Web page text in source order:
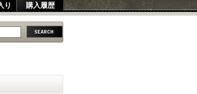
り 購入履歴